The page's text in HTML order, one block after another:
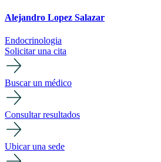
Alejandro Lopez Salazar
Endocrinologia
Solicitar una cita
Buscar un médico
Consultar resultados
Ubicar una sede